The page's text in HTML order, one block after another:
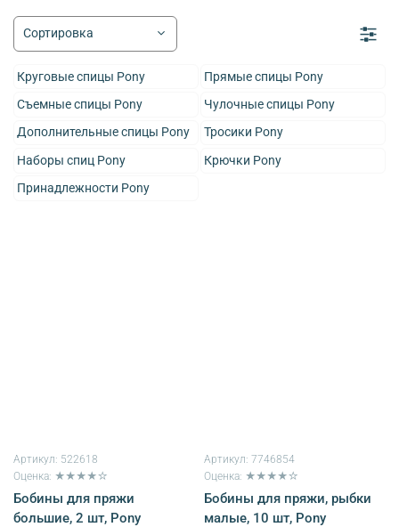
Круговые спицы Pony
Прямые спицы Pony
Съемные спицы Pony
Чулочные спицы Pony
Дополнительные спицы Pony
Тросики Pony
Наборы спиц Pony
Крючки Pony
Принадлежности Pony
Артикул: 522618
Оценка: ★★★★☆
Бобины для пряжи
большие, 2 шт, Pony
Артикул: 7746854
Оценка: ★★★★☆
Бобины для пряжи, рыбки
малые, 10 шт, Pony